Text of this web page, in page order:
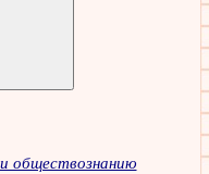
обществознанию